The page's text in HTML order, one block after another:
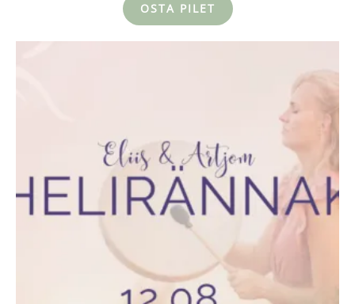
OSTA PILET